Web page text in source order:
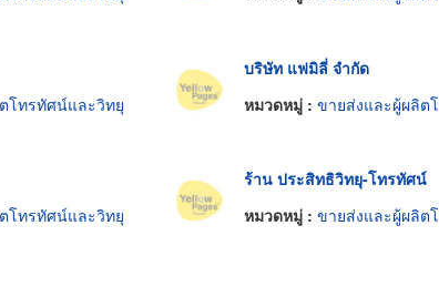
โทรทัศน์และวิทยุ
บริษัท แฟมิลี่ จำกัด
หมวดหมู่ : ขายส่งและผู้ผลิต
โทรทัศน์และวิทยุ
ร้าน ประสิทธิวิทยุ-โทรทัศน์
หมวดหมู่ : ขายส่งและผู้ผลิต